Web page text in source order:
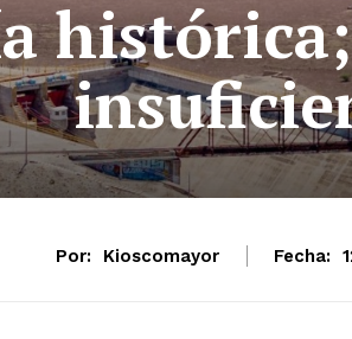
Por: Kioscomayor Fecha: